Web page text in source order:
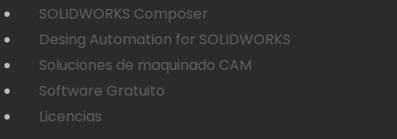
SOLIDWORKS Composer
Desing Automation for SOLIDWORKS
Soluciones de maquinado CAM
Software Gratuito
Licencias